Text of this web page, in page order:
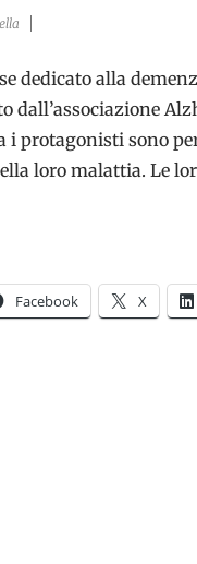
dedicato alla
dall’associazione
i protagonisti sono
loro malattia. Le
Facebook X